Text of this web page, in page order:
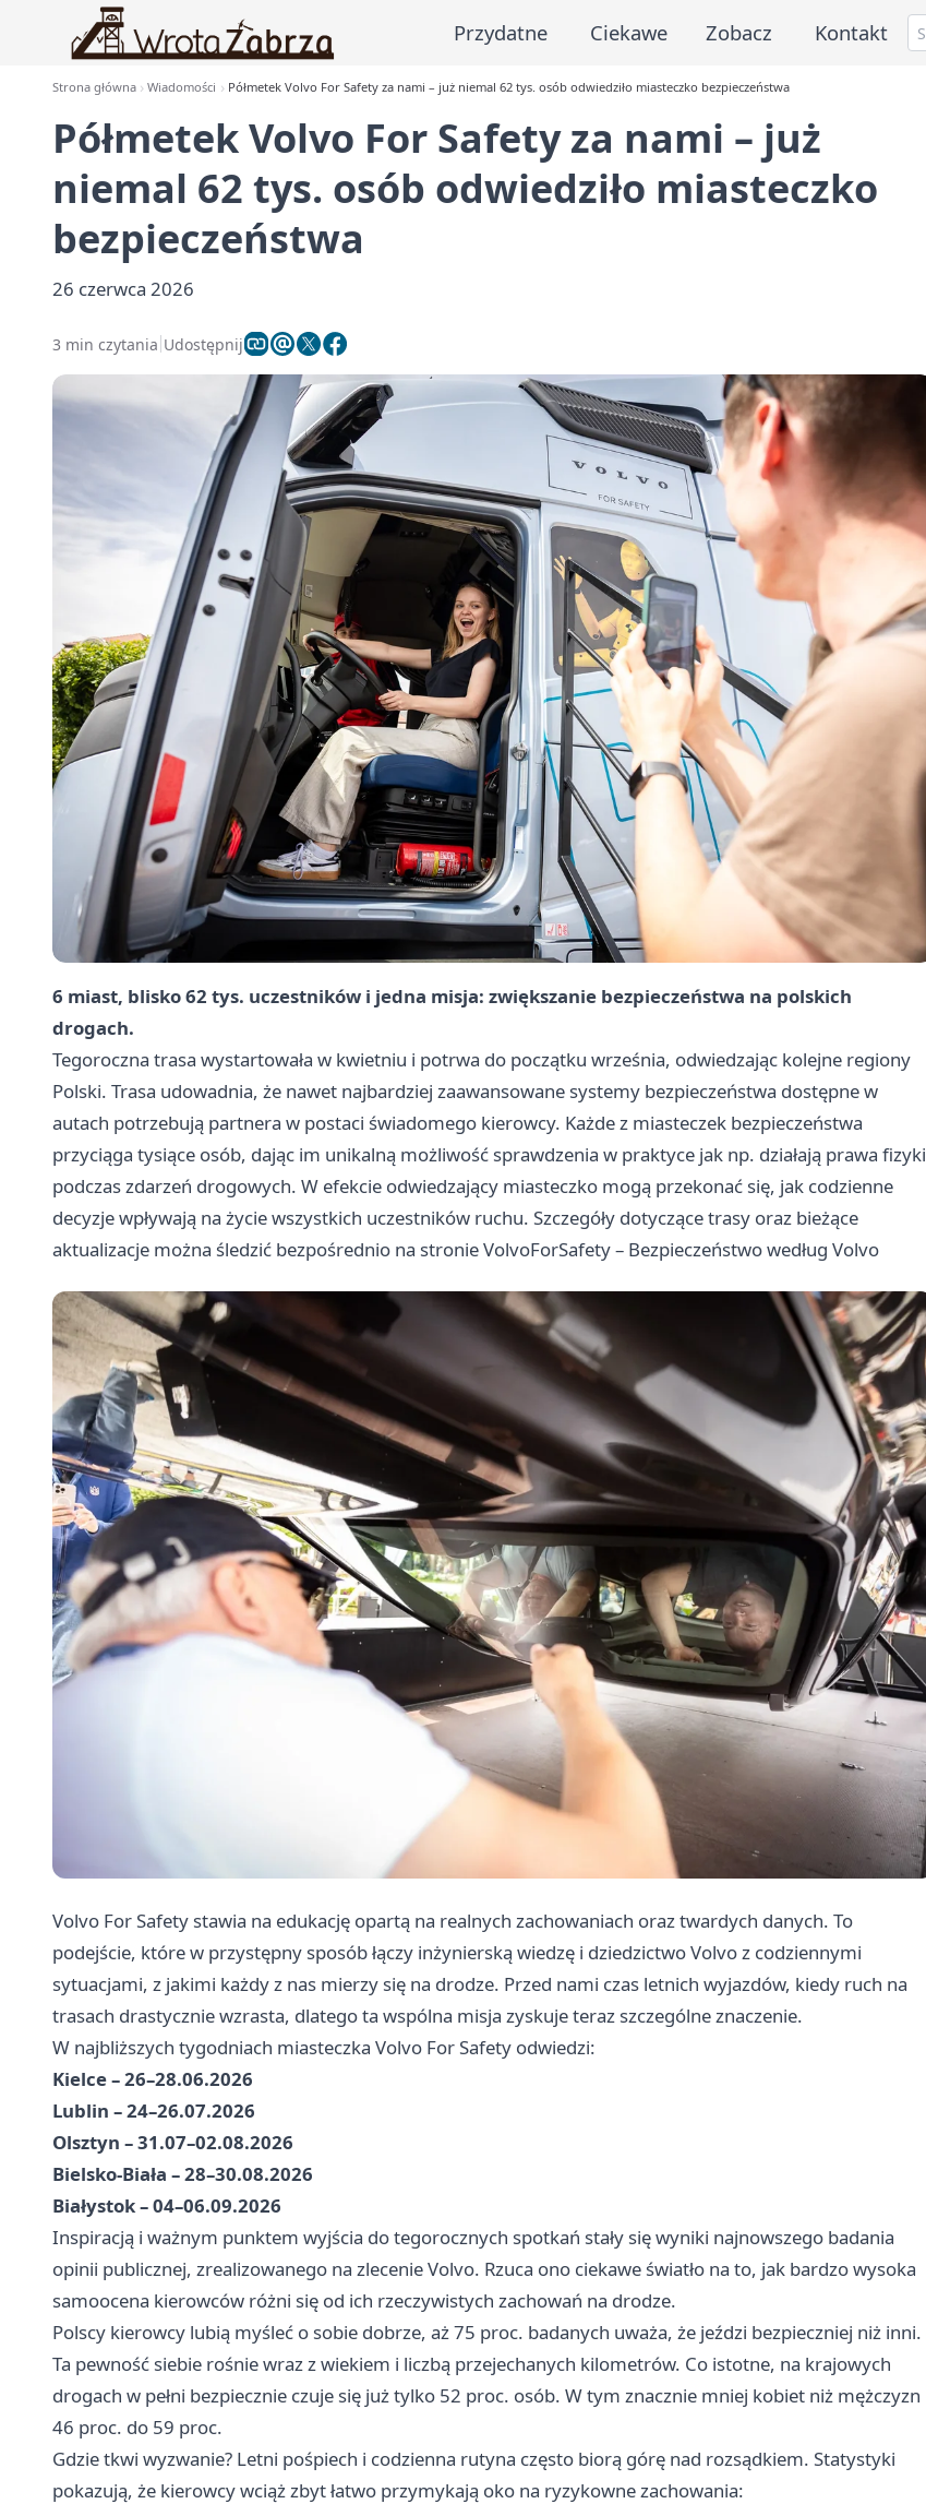
Przydatne Ciekawe Zobacz Kontakt
Strona główna Wiadomości Półmetek Volvo For Safety za nami – już niemal 62 tys. osób odwiedziło miasteczko bezpieczeństwa
Półmetek Volvo For Safety za nami – już
niemal 62 tys. osób odwiedziło miasteczko
bezpieczeństwa
26 czerwca 2026
3 min czytania Udostępnij
6 miast, blisko 62 tys. uczestników i jedna misja: zwiększanie bezpieczeństwa na polskich
drogach.
Tegoroczna trasa wystartowała w kwietniu i potrwa do początku września, odwiedzając kolejne regiony
Polski. Trasa udowadnia, że nawet najbardziej zaawansowane systemy bezpieczeństwa dostępne w
autach potrzebują partnera w postaci świadomego kierowcy. Każde z miasteczek bezpieczeństwa
przyciąga tysiące osób, dając im unikalną możliwość sprawdzenia w praktyce jak np. działają prawa fizyki
podczas zdarzeń drogowych. W efekcie odwiedzający miasteczko mogą przekonać się, jak codzienne
decyzje wpływają na życie wszystkich uczestników ruchu. Szczegóły dotyczące trasy oraz bieżące
aktualizacje można śledzić bezpośrednio na stronieVolvoForSafety – Bezpieczeństwo według Volvo
Volvo For Safety stawia na edukację opartą na realnych zachowaniach oraz twardych danych. To
podejście, które w przystępny sposób łączy inżynierską wiedzę i dziedzictwo Volvo z codziennymi
sytuacjami, z jakimi każdy z nas mierzy się na drodze. Przed nami czas letnich wyjazdów, kiedy ruch na
trasach drastycznie wzrasta, dlatego ta wspólna misja zyskuje teraz szczególne znaczenie.
W najbliższych tygodniach miasteczka Volvo For Safety odwiedzi:
Kielce – 26–28.06.2026
Lublin – 24–26.07.2026
Olsztyn – 31.07–02.08.2026
Bielsko-Biała – 28–30.08.2026
Białystok – 04–06.09.2026
Inspiracją i ważnym punktem wyjścia do tegorocznych spotkań stały się wyniki najnowszego badania
opinii publicznej, zrealizowanego na zlecenie Volvo. Rzuca ono ciekawe światło na to, jak bardzo wysoka
samoocena kierowców różni się od ich rzeczywistych zachowań na drodze.
Polscy kierowcy lubią myśleć o sobie dobrze, aż 75 proc. badanych uważa, że jeździ bezpieczniej niż inni.
Ta pewność siebie rośnie wraz z wiekiem i liczbą przejechanych kilometrów. Co istotne, na krajowych
drogach w pełni bezpiecznie czuje się już tylko 52 proc. osób. W tym znacznie mniej kobiet niż mężczyzn
46 proc. do 59 proc.
Gdzie tkwi wyzwanie? Letni pośpiech i codzienna rutyna często biorą górę nad rozsądkiem. Statystyki
pokazują, że kierowcy wciąż zbyt łatwo przymykają oko na ryzykowne zachowania: